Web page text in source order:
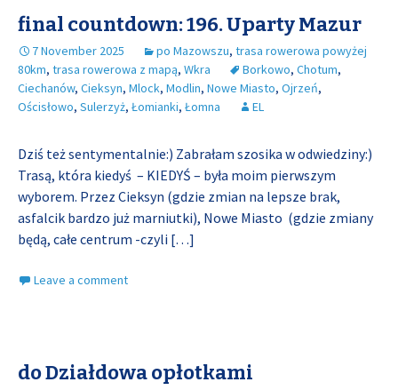
final countdown: 196. Uparty Mazur
7 November 2025 po Mazowszu, trasa rowerowa powyżej
80km, trasa rowerowa z mapą, Wkra Borkowo, Chotum,
Ciechanów, Cieksyn, Mlock, Modlin, Nowe Miasto, Ojrzeń,
Ościsłowo, Sulerzyż, Łomianki, Łomna EL
Dziś też sentymentalnie:) Zabrałam szosika w odwiedziny:)
Trasą, która kiedyś – KIEDYŚ – była moim pierwszym
wyborem. Przez Cieksyn (gdzie zmian na lepsze brak,
asfalcik bardzo już marniutki), Nowe Miasto (gdzie zmiany
będą, całe centrum -czyli […]
Leave a comment
do Działdowa opłotkami